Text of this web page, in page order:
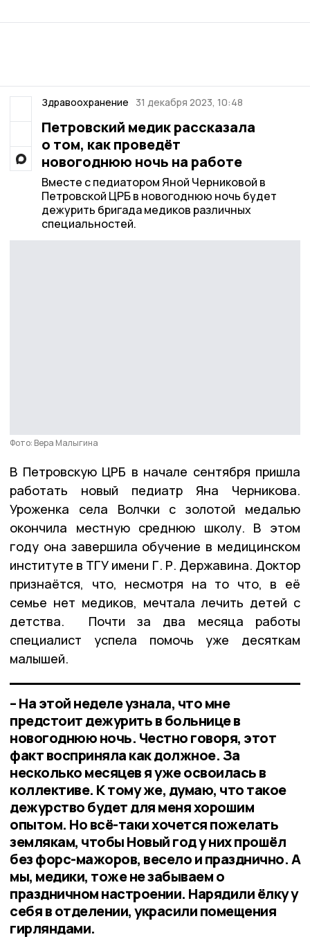
Здравоохранение 31 декабря 2023, 10:48
Петровский медик рассказала
о том, как проведёт
новогоднюю ночь на работе
Вместе с педиатором Яной Черниковой в
Петровской ЦРБ в новогоднюю ночь будет
дежурить бригада медиков различных
специальностей.
Фото: Вера Малыгина
В Петровскую ЦРБ в начале сентября пришла
работать новый педиатр Яна Черникова.
Уроженка села Волчки с золотой медалью
окончила местную среднюю школу. В этом
году она завершила обучение в медицинском
институте в ТГУ имени Г. Р. Державина. Доктор
признаётся, что, несмотря на то что, в её
семье нет медиков, мечтала лечить детей с
детства. Почти за два месяца работы
специалист успела помочь уже десяткам
малышей.
– На этой неделе узнала, что мне
предстоит дежурить в больнице в
новогоднюю ночь. Честно говоря, этот
факт восприняла как должное. За
несколько месяцев я уже освоилась в
коллективе. К тому же, думаю, что такое
дежурство будет для меня хорошим
опытом. Но всё-таки хочется пожелать
землякам, чтобы Новый год у них прошёл
без форс-мажоров, весело и празднично. А
мы, медики, тоже не забываем о
праздничном настроении. Нарядили ёлку у
себя в отделении, украсили помещения
гирляндами.